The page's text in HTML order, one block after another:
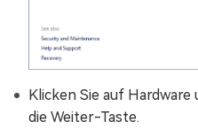
Klicken Sie auf
die Weiter-Taste.